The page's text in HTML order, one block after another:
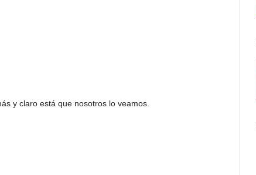
y claro está que nosotros lo veamos.